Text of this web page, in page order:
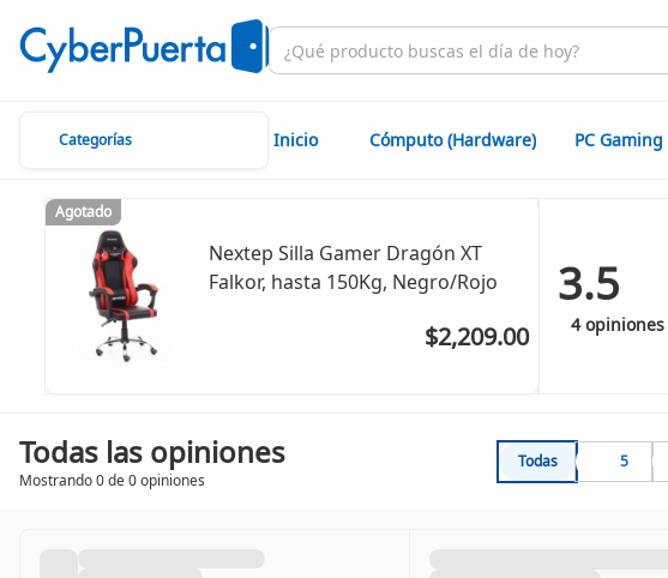
Categorías Inicio Cómputo (Hardware) PC Gaming
Agotado
Nextep Silla Gamer Dragón XT
Falkor, hasta 150Kg, Negro/Rojo
$2,209.00
3.5
4 opiniones
Todas las opiniones
Mostrando 0 de 0 opiniones
Todas 5